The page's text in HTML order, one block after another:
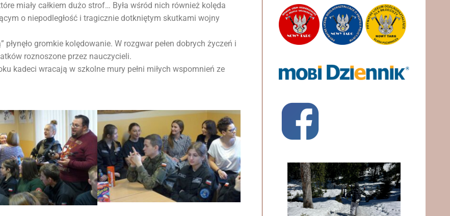
miały całkiem dużo strof… Była wśród nich również kolęda
o niepodległość i tragicznie dotkniętym skutkami wojny
gromkie kolędowanie. W rozgwar pełen dobrych życzeń i
roznoszone przez nauczycieli.
kadeci wracają w szkolne mury pełni miłych wspomnień ze